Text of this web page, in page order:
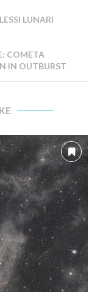
LUNARI
COMETA
IN OUTBURST